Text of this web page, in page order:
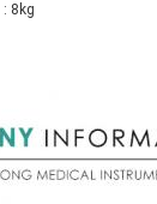
: 8kg